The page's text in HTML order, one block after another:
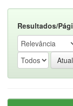
Resultados/